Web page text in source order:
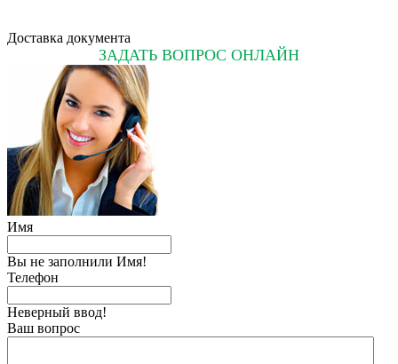
Доставка документа
ЗАДАТЬ ВОПРОС ОНЛАЙН
Имя
Вы не заполнили Имя!
Телефон
Неверный ввод!
Ваш вопрос